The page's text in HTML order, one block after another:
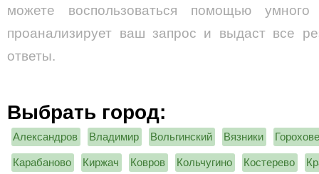
можете воспользоваться помощью
проанализирует ваш запрос и выдаст все
ответы.
Выбрать город:
Александров Владимир Вольгинский Вязники
Карабаново Киржач Ковров Кольчугино Костерево